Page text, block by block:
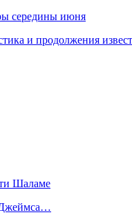
середины июня
и продолжения
Шаламе
Джеймса…